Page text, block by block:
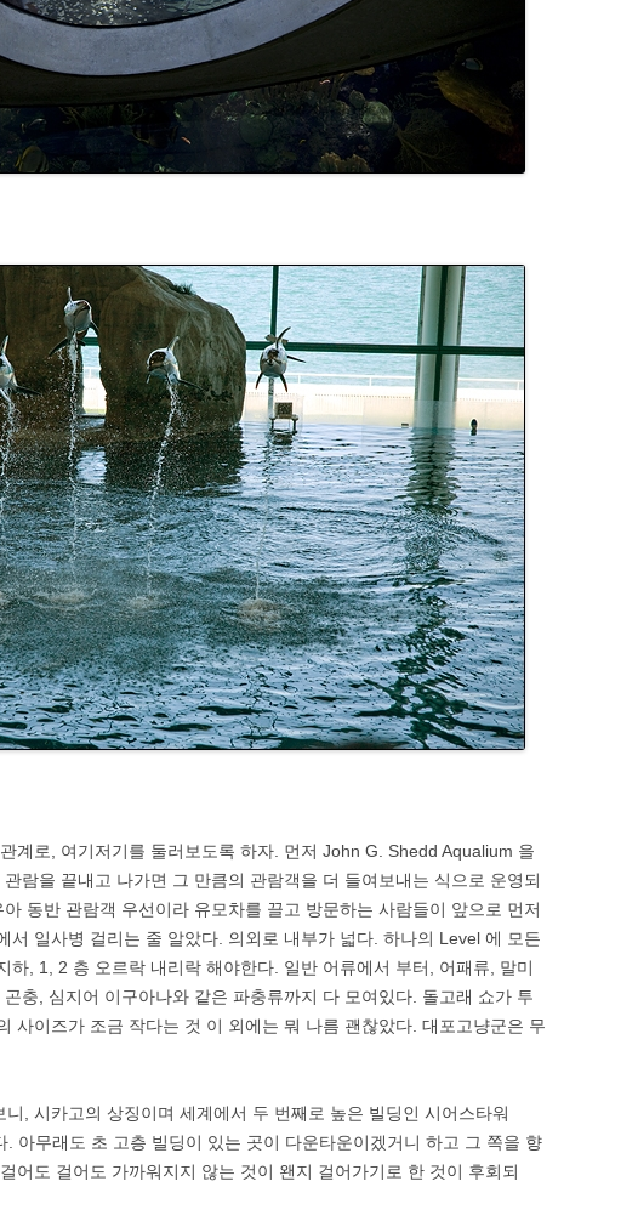
계로, 여기저기를 둘러보도록 하자. 먼저 John G. Shedd Aqualium 을
람을 끝내고 나가면 그 만큼의 관람객을 더 들여보내는 식으로 운영되
동반 관람객 우선이라 유모차를 끌고 방문하는 사람들이 앞으로 먼저
서 일사병 걸리는 줄 알았다. 의외로 내부가 넓다. 하나의 Level 에 모든
하, 1, 2 층 오르락 내리락 해야한다. 일반 어류에서 부터, 어패류, 말미
충, 심지어 이구아나와 같은 파충류까지 다 모여있다. 돌고래 쇼가 투
사이즈가 조금 작다는 것 이 외에는 뭐 나름 괜찮았다. 대포고냥군은 무
, 시카고의 상징이며 세계에서 두 번째로 높은 빌딩인 시어스타워
. 아무래도 초 고층 빌딩이 있는 곳이 다운타운이겠거니 하고 그 쪽을 향
어도 걸어도 가까워지지 않는 것이 왠지 걸어가기로 한 것이 후회되